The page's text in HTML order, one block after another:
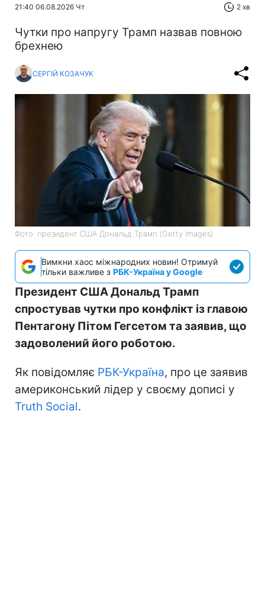
21:40 06.08.2026 Чт 2 хв
Чутки про напругу Трамп назвав повною
брехнею
СЕРГІЙ КОЗАЧУК
Фото: президент США Дональд Трамп (Getty Images)
Вимкни хаос міжнародних новин! Отримуй
тільки важливе з РБК-Україна у Google
Президент США Дональд Трамп
спростував чутки про конфлікт із главою
Пентагону Пітом Гегсетом та заявив, що
задоволений його роботою.
Як повідомляє РБК-Україна, про це заявив
америконський лідер у своєму дописі у
Truth Social.